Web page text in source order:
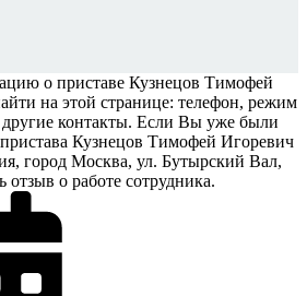
о приставе Кузнецов Тимофей
на этой странице: телефон, режим
контакты. Если Вы уже были
Кузнецов Тимофей Игоревич
город Москва, ул. Бутырский Вал,
отзыв о работе сотрудника.